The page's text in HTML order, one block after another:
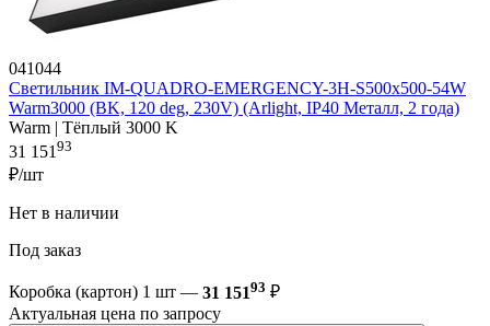
041044
Светильник IM-QUADRO-EMERGENCY-3H-S500x500-54W
Warm3000 (BK, 120 deg, 230V) (Arlight, IP40 Металл, 2 года)
Warm | Тёплый 3000 K
31 15193
₽/шт
Нет в наличии
Под заказ
Коробка (картон) 1 шт — 31 15193 ₽
Актуальная цена по запросу